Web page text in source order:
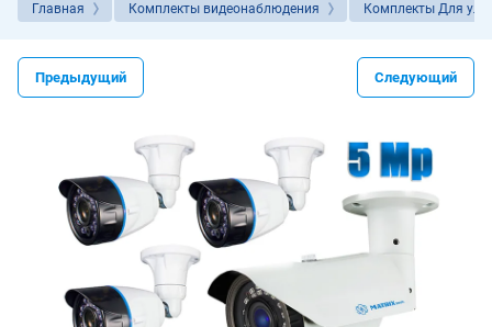
Главная Комплекты видеонаблюдения Комплекты Для
Предыдущий Следующий